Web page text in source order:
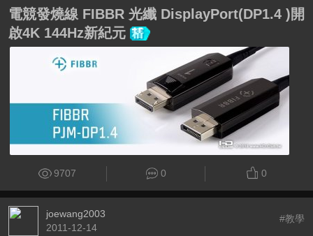
電競發燒線 FIBBR 光纖 DisplayPort(DP1.4 )開
啟4K 144Hz新紀元
9707 0 0
joewang2003
2011-12-14
#教學